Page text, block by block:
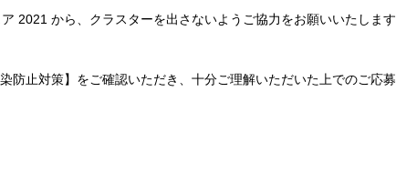
2021 から、クラスターを出さないようご協力をお願いいたします
防止対策】をご確認いただき、十分ご理解いただいた上でのご応